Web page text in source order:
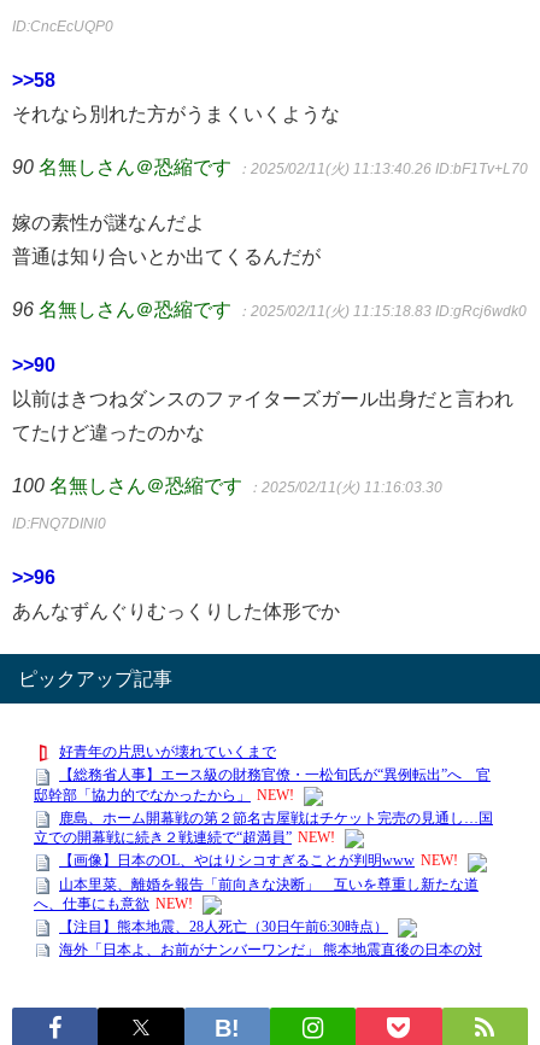
ID:CncEcUQP0
>>58
それなら別れた方がうまくいくような
90 名無しさん＠恐縮です ：2025/02/11(火) 11:13:40.26 ID:bF1Tv+L70
嫁の素性が謎なんだよ
普通は知り合いとか出てくるんだが
96 名無しさん＠恐縮です ：2025/02/11(火) 11:15:18.83 ID:gRcj6wdk0
>>90
以前はきつねダンスのファイターズガール出身だと言われ
てたけど違ったのかな
100 名無しさん＠恐縮です ：2025/02/11(火) 11:16:03.30
ID:FNQ7DINl0
>>96
あんなずんぐりむっくりした体形でか
ピックアップ記事